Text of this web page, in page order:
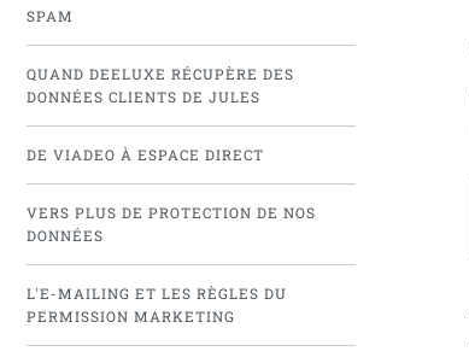
SPAM
QUAND DEELUXE RÉCUPÈRE DES
DONNÉES CLIENTS DE JULES
DE VIADEO À ESPACE DIRECT
VERS PLUS DE PROTECTION DE NOS
DONNÉES
L'E-MAILING ET LES RÈGLES DU
PERMISSION MARKETING